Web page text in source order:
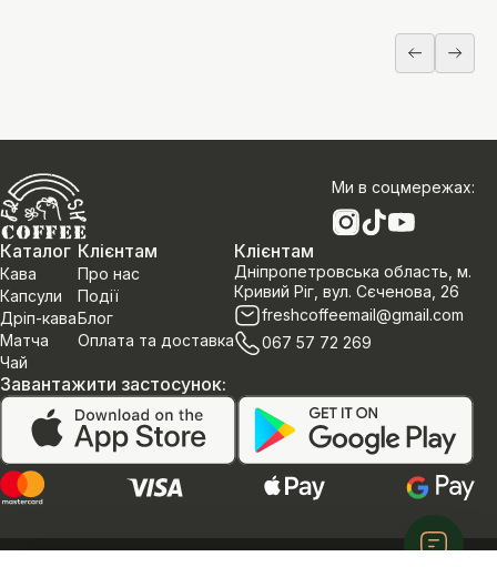
Ми в соцмережах:
Каталог
Кава
Капсули
Дріп-кава
Матча
Чай
Клієнтам
Про нас
Події
Блог
Оплата та доставка
Клієнтам
Дніпропетровська область, м.
Кривий Ріг, вул. Сєченова, 26
freshcoffeemail@gmail.com
067 57 72 269
Завантажити застосунок: